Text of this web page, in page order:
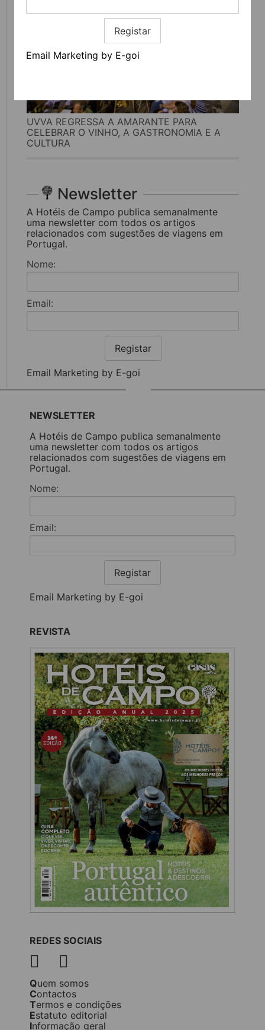
Registar
Email Marketing by E-goi
UVVA REGRESSA A AMARANTE PARA
CELEBRAR O VINHO, A GASTRONOMIA E A
CULTURA
Newsletter
A Hotéis de Campo publica semanalmente
uma newsletter com todos os artigos
relacionados com sugestões de viagens em
Portugal.
Nome:
Email:
Registar
Email Marketing by E-goi
NEWSLETTER
A Hotéis de Campo publica semanalmente
uma newsletter com todos os artigos
relacionados com sugestões de viagens em
Portugal.
Nome:
Email:
Registar
Email Marketing by E-goi
REVISTA
REDES SOCIAIS
Quem somos
Contactos
Termos e condições
Estatuto editorial
Informação geral